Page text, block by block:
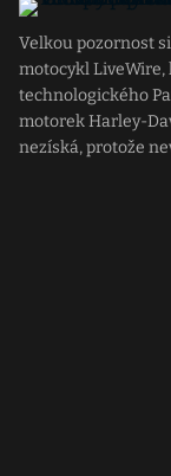
Velkou pozornost
motocykl
technologického
motorek Harley-
nezíská, protože